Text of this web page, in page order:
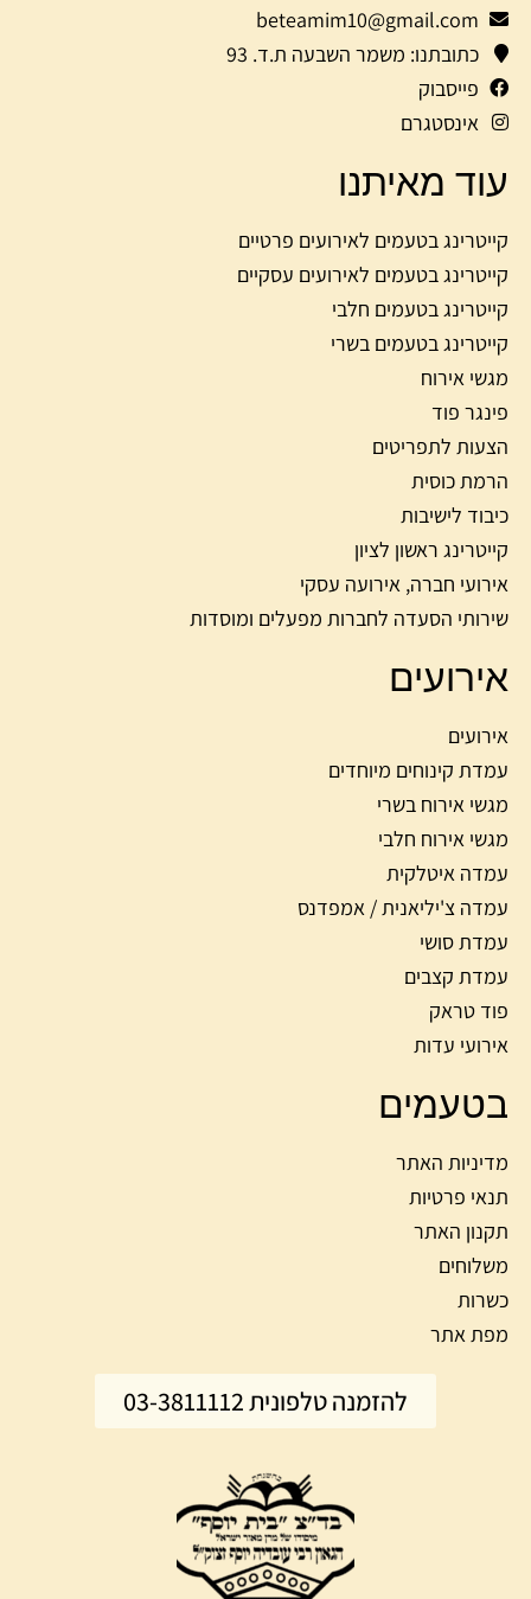
beteamim10@gmail.com
כתובתנו: משמר השבעה ת.ד. 93
פייסבוק
אינסטגרם
עוד מאיתנו
קייטרינג בטעמים לאירועים פרטיים
קייטרינג בטעמים לאירועים עסקיים
קייטרינג בטעמים חלבי
קייטרינג בטעמים בשרי
מגשי אירוח
פינגר פוד
הצעות לתפריטים
הרמת כוסית
כיבוד לישיבות
קייטרינג ראשון לציון
אירועי חברה, אירועה עסקי
שירותי הסעדה לחברות מפעלים ומוסדות
אירועים
אירועים
עמדת קינוחים מיוחדים
מגשי אירוח בשרי
מגשי אירוח חלבי
עמדה איטלקית
עמדה צ'יליאנית / אמפדנס
עמדת סושי
עמדת קצבים
פוד טראק
אירועי עדות
בטעמים
מדיניות האתר
תנאי פרטיות
תקנון האתר
משלוחים
כשרות
מפת אתר
להזמנה טלפונית 03-3811112